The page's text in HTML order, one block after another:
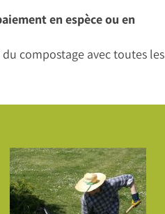
en espèce ou en
compostage avec toutes les